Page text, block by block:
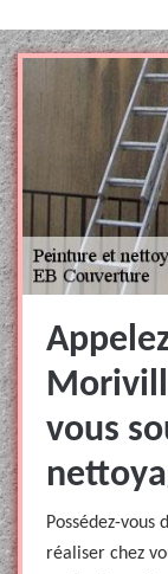
vous
Possédez-
réaliser chez